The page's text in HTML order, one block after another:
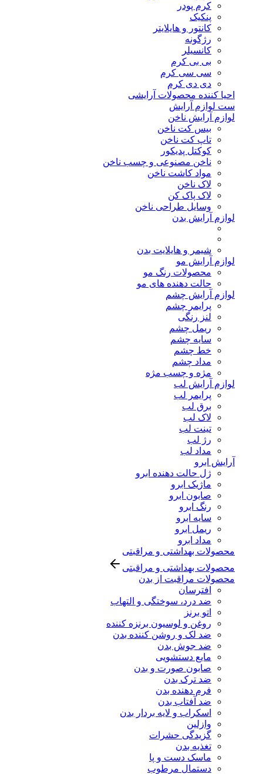
کرم پودر
پنکیک
کانتور و هایلایتر
رژگونه
کانسیلر
بی بی کرم
سی سی کرم
دی دی کرم
احیا کننده محصولات آرایشی
ست لوازم آرایش
لوازم آرایش ناخن
بیس کت ناخن
تاپ کت ناخن
کوکتل پدیکور
ناخن مصنوعی و چسب ناخن
مواد کاشت ناخن
لاک ناخن
لاک پاک کن
وسایل طراحی ناخن
لوازم آرایش بدن
شیمر و هایلایت بدن
لوازم آرایش مو
محصولات رنگ مو
حالت دهنده های مو
لوازم آرایش چشم
پرایمر چشم
لنز رنگی
ریمل چشم
سایه چشم
خط چشم
مداد چشم
مژه و چسب مژه
لوازم آرایش لب
پرایمر لب
برق لب
لاک لب
تینت لب
رژ لب
مداد لب
آرایش ابرو
ژل حالت دهنده ابرو
ماژیک ابرو
صابون ابرو
رنگ ابرو
سایه ابرو
ریمل ابرو
مداد ابرو
محصولات بهداشتی و مراقبتی
محصولات بهداشتی و مراقبتی
محصولات مراقبت از بدن
افترسان
ضد درد، سوختگی و التهاب
اتو برنز
روغن و لوسیون برنزه کننده
ضد لک و روشن کننده بدن
ضد جوش بدن
مایع دستشویی
صابون صورت و بدن
ضد ترک بدن
فرم دهنده بدن
ضد آفتاب بدن
اسکراب و لایه بردار بدن
وازلین
گزیدگی حشرات
تغذیه بدن
ماسک دست و پا
دستمال مرطوب